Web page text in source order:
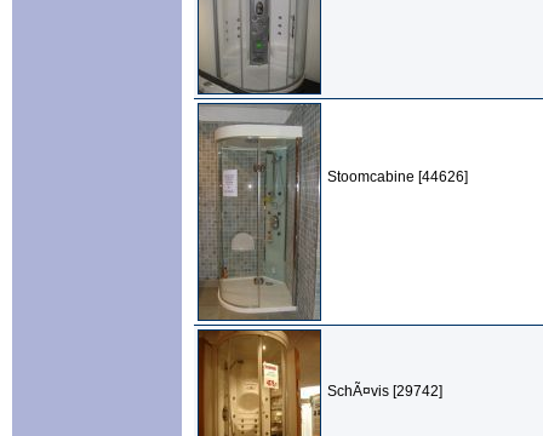
Stoomcabine [44626]
SchÃ¤vis [29742]